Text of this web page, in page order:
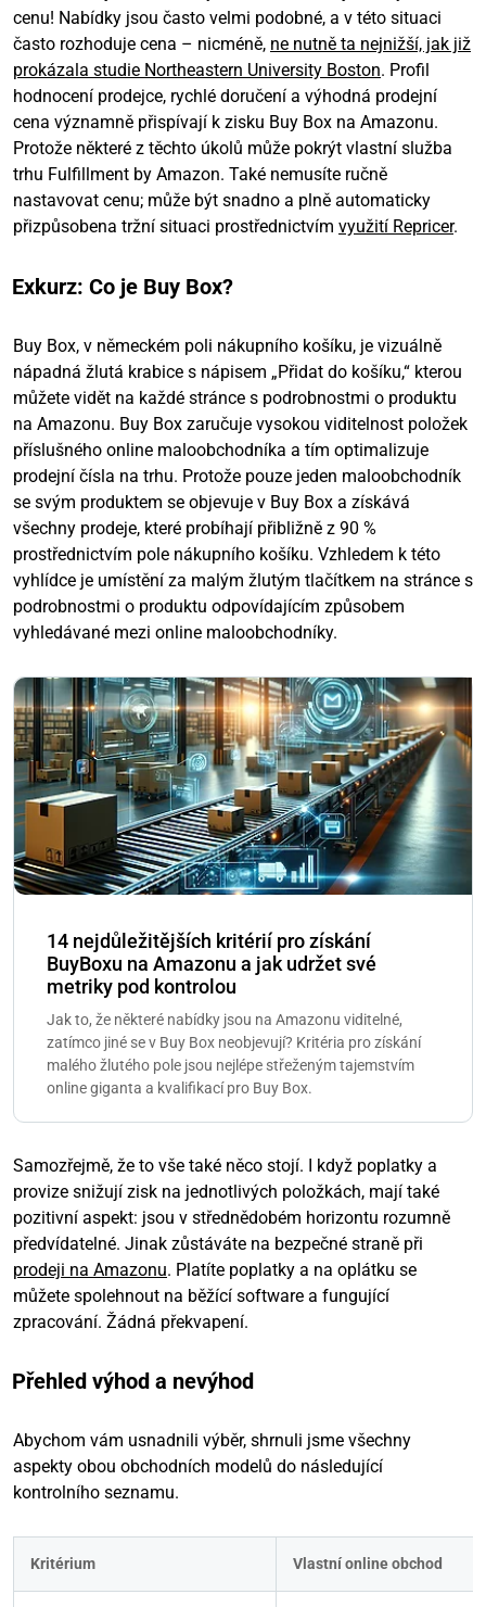
cenu! Nabídky jsou často velmi podobné, a v této situaci
často rozhoduje cena – nicméně, ne nutně ta nejnižší, jak již
prokázala studie Northeastern University Boston. Profil
hodnocení prodejce, rychlé doručení a výhodná prodejní
cena významně přispívají k zisku Buy Box na Amazonu.
Protože některé z těchto úkolů může pokrýt vlastní služba
trhu Fulfillment by Amazon. Také nemusíte ručně
nastavovat cenu; může být snadno a plně automaticky
přizpůsobena tržní situaci prostřednictvím využití Repricer.
Exkurz: Co je Buy Box?
Buy Box, v německém poli nákupního košíku, je vizuálně
nápadná žlutá krabice s nápisem „Přidat do košíku,“ kterou
můžete vidět na každé stránce s podrobnostmi o produktu
na Amazonu. Buy Box zaručuje vysokou viditelnost položek
příslušného online maloobchodníka a tím optimalizuje
prodejní čísla na trhu. Protože pouze jeden maloobchodník
se svým produktem se objevuje v Buy Box a získává
všechny prodeje, které probíhají přibližně z 90 %
prostřednictvím pole nákupního košíku. Vzhledem k této
vyhlídce je umístění za malým žlutým tlačítkem na stránce s
podrobnostmi o produktu odpovídajícím způsobem
vyhledávané mezi online maloobchodníky.
14 nejdůležitějších kritérií pro získání
BuyBoxu na Amazonu a jak udržet své
metriky pod kontrolou
Jak to, že některé nabídky jsou na Amazonu viditelné,
zatímco jiné se v Buy Box neobjevují? Kritéria pro získání
malého žlutého pole jsou nejlépe střeženým tajemstvím
online giganta a kvalifikací pro Buy Box.
Samozřejmě, že to vše také něco stojí. I když poplatky a
provize snižují zisk na jednotlivých položkách, mají také
pozitivní aspekt: jsou v střednědobém horizontu rozumně
předvídatelné. Jinak zůstáváte na bezpečné straně při
prodeji na Amazonu. Platíte poplatky a na oplátku se
můžete spolehnout na běžící software a fungující
zpracování. Žádná překvapení.
Přehled výhod a nevýhod
Abychom vám usnadnili výběr, shrnuli jsme všechny
aspekty obou obchodních modelů do následující
kontrolního seznamu.
Kritérium Vlastní online obchod